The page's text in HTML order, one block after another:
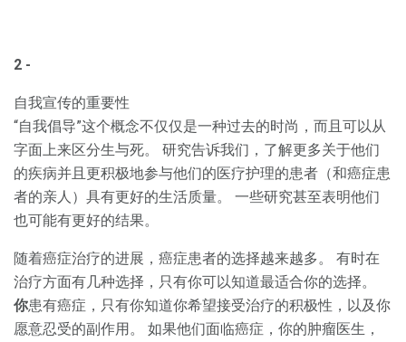
2 -
自我宣传的重要性
“自我倡导”这个概念不仅仅是一种过去的时尚，而且可以从
字面上来区分生与死。 研究告诉我们，了解更多关于他们
的疾病并且更积极地参与他们的医疗护理的患者（和癌症患
者的亲人）具有更好的生活质量。 一些研究甚至表明他们
也可能有更好的结果。
随着癌症治疗的进展，癌症患者的选择越来越多。 有时在
治疗方面有几种选择，只有你可以知道最适合你的选择。
你患有癌症，只有你知道你希望接受治疗的积极性，以及你
愿意忍受的副作用。 如果他们面临癌症，你的肿瘤医生，